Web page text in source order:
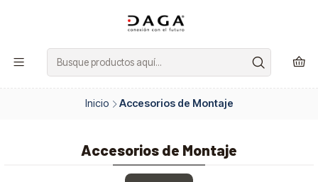
Inicio Accesorios de Montaje
Accesorios de Montaje